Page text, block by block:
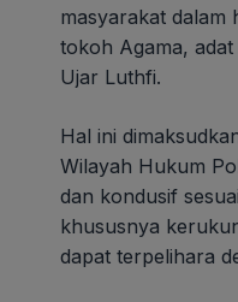
masyarakat dalam
tokoh Agama,
Ujar Luthfi.
Hal ini
Wilayah Hukum
dan kondusif
khususnya
dapat terpelihara